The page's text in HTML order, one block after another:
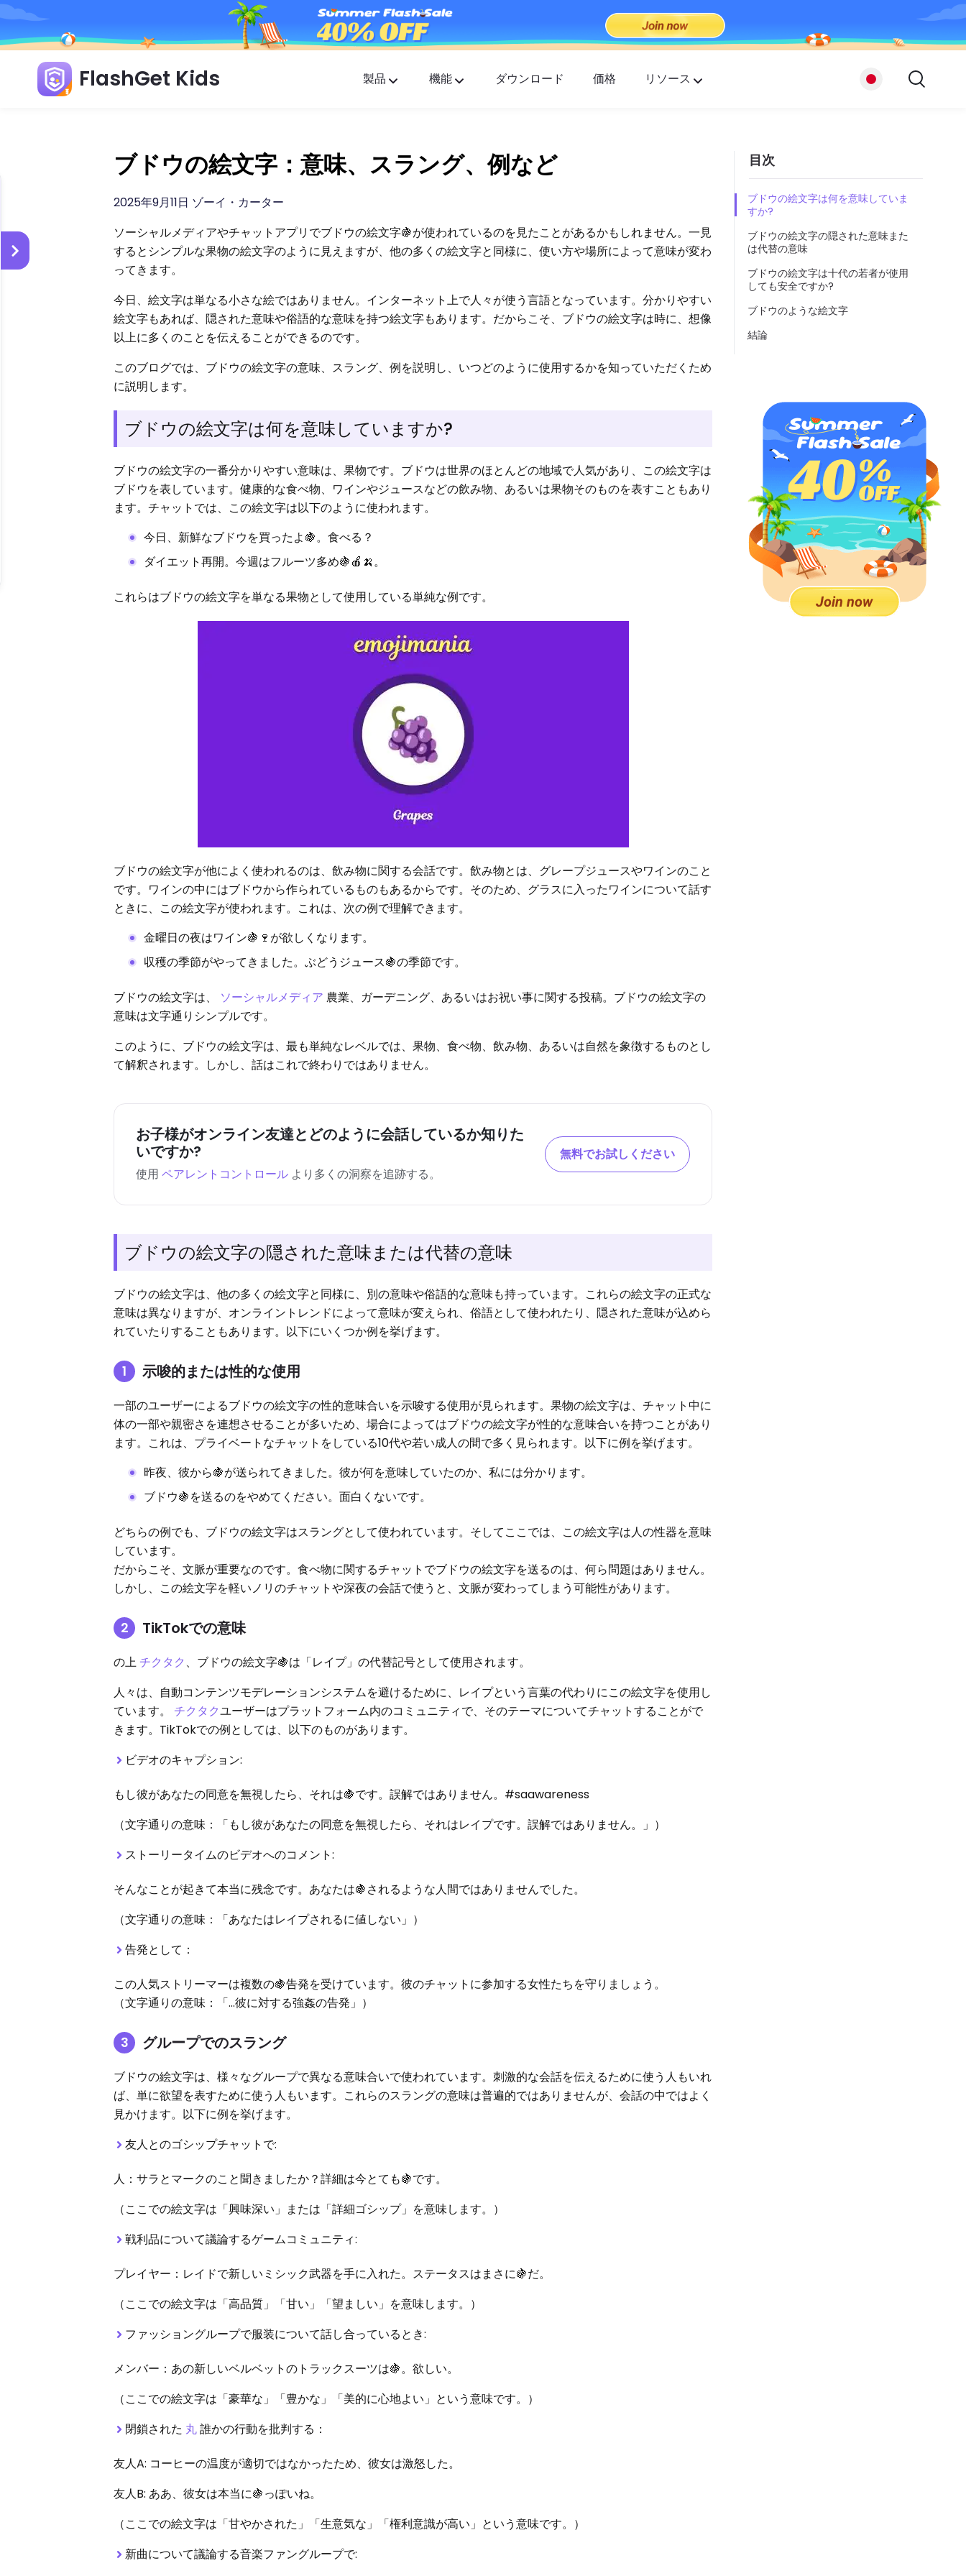
FlashGet Kids 製品
FlashGet Finder
機能 ダウンロード 価格 リソース
ブドウの絵文字：意味、スラング、例など
2025年9月11日 ゾーイ・カーター
ソーシャルメディアやチャットアプリでブドウの絵文字🍇が使われているのを見たことがあるかもしれません。一見
するとシンプルな果物の絵文字のように見えますが、他の多くの絵文字と同様に、使い方や場所によって意味が変わ
ってきます。
今日、絵文字は単なる小さな絵ではありません。インターネット上で人々が使う言語となっています。分かりやすい
絵文字もあれば、隠された意味や俗語的な意味を持つ絵文字もあります。だからこそ、ブドウの絵文字は時に、想像
以上に多くのことを伝えることができるのです。
このブログでは、ブドウの絵文字の意味、スラング、例を説明し、いつどのように使用するかを知っていただくため
に説明します。
ブドウの絵文字は何を意味していますか?
ブドウの絵文字の一番分かりやすい意味は、果物です。ブドウは世界のほとんどの地域で人気があり、この絵文字は
ブドウを表しています。健康的な食べ物、ワインやジュースなどの飲み物、あるいは果物そのものを表すこともあり
ます。チャットでは、この絵文字は以下のように使われます。
今日、新鮮なブドウを買ったよ🍇。食べる？
ダイエット再開。今週はフルーツ多め🍇🍎🍌。
これらはブドウの絵文字を単なる果物として使用している単純な例です。
ブドウの絵文字が他によく使われるのは、飲み物に関する会話です。飲み物とは、グレープジュースやワインのこと
です。ワインの中にはブドウから作られているものもあるからです。そのため、グラスに入ったワインについて話す
ときに、この絵文字が使われます。これは、次の例で理解できます。
金曜日の夜はワイン🍇🍷が欲しくなります。
収穫の季節がやってきました。ぶどうジュース🍇の季節です。
ブドウの絵文字は、 ソーシャルメディア 農業、ガーデニング、あるいはお祝い事に関する投稿。ブドウの絵文字の
意味は文字通りシンプルです。
このように、ブドウの絵文字は、最も単純なレベルでは、果物、食べ物、飲み物、あるいは自然を象徴するものとし
て解釈されます。しかし、話はこれで終わりではありません。
お子様がオンライン友達とどのように会話しているか知りた
いですか?
使用ペアレントコントロール より多くの洞察を追跡する。
無料でお試しください
ブドウの絵文字の隠された意味または代替の意味
ブドウの絵文字は、他の多くの絵文字と同様に、別の意味や俗語的な意味も持っています。これらの絵文字の正式な
意味は異なりますが、オンライントレンドによって意味が変えられ、俗語として使われたり、隠された意味が込めら
れていたりすることもあります。以下にいくつか例を挙げます。
示唆的または性的な使用
一部のユーザーによるブドウの絵文字の性的意味合いを示唆する使用が見られます。果物の絵文字は、チャット中に
体の一部や親密さを連想させることが多いため、場合によってはブドウの絵文字が性的な意味合いを持つことがあり
ます。これは、プライベートなチャットをしている10代や若い成人の間で多く見られます。以下に例を挙げます。
昨夜、彼から🍇が送られてきました。彼が何を意味していたのか、私には分かります。
ブドウ🍇を送るのをやめてください。面白くないです。
どちらの例でも、ブドウの絵文字はスラングとして使われています。そしてここでは、この絵文字は人の性器を意味
しています。
だからこそ、文脈が重要なのです。食べ物に関するチャットでブドウの絵文字を送るのは、何ら問題はありません。
しかし、この絵文字を軽いノリのチャットや深夜の会話で使うと、文脈が変わってしまう可能性があります。
TikTokでの意味
の上 チクタク 、ブドウの絵文字🍇は「レイプ」の代替記号として使用されます。
人々は、自動コンテンツモデレーションシステムを避けるために、レイプという言葉の代わりにこの絵文字を使用し
ています。 チクタクユーザーはプラットフォーム内のコミュニティで、そのテーマについてチャットすることがで
きます。TikTokでの例としては、以下のものがあります。
ビデオのキャプション:
もし彼があなたの同意を無視したら、それは🍇です。誤解ではありません。#saawareness
（文字通りの意味：「もし彼があなたの同意を無視したら、それはレイプです。誤解ではありません。」）
ストーリータイムのビデオへのコメント:
そんなことが起きて本当に残念です。あなたは🍇されるような人間ではありませんでした。
（文字通りの意味：「あなたはレイプされるに値しない」）
告発として：
この人気ストリーマーは複数の🍇告発を受けています。彼のチャットに参加する女性たちを守りましょう。
（文字通りの意味：「…彼に対する強姦の告発」）
グループでのスラング
ブドウの絵文字は、様々なグループで異なる意味合いで使われています。刺激的な会話を伝えるために使う人もいれ
ば、単に欲望を表すために使う人もいます。これらのスラングの意味は普遍的ではありませんが、会話の中ではよく
見かけます。以下に例を挙げます。
友人とのゴシップチャットで:
人：サラとマークのこと聞きましたか？詳細は今とても🍇です。
（ここでの絵文字は「興味深い」または「詳細ゴシップ」を意味します。）
戦利品について議論するゲームコミュニティ:
プレイヤー：レイドで新しいミシック武器を手に入れた。ステータスはまさに🍇だ。
（ここでの絵文字は「高品質」「甘い」「望ましい」を意味します。）
ファッショングループで服装について話し合っているとき:
メンバー：あの新しいベルベットのトラックスーツは🍇。欲しい。
（ここでの絵文字は「豪華な」「豊かな」「美的に心地よい」という意味です。）
閉鎖された 丸誰かの行動を批判する：
友人A: コーヒーの温度が適切ではなかったため、彼女は激怒した。
友人B: ああ、彼女は本当に🍇っぽいね。
（ここでの絵文字は「甘やかされた」「生意気な」「権利意識が高い」という意味です。）
新曲について議論する音楽ファングループで:
目次
ブドウの絵文字は何を意味していま
すか?
ブドウの絵文字の隠された意味また
は代替の意味
ブドウの絵文字は十代の若者が使用
しても安全ですか?
ブドウのような絵文字
結論